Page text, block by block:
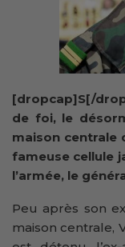
[dropcap]S[/
de foi, le
maison centrale
fameuse cellule
l’armée, le
Peu après son
maison centrale,